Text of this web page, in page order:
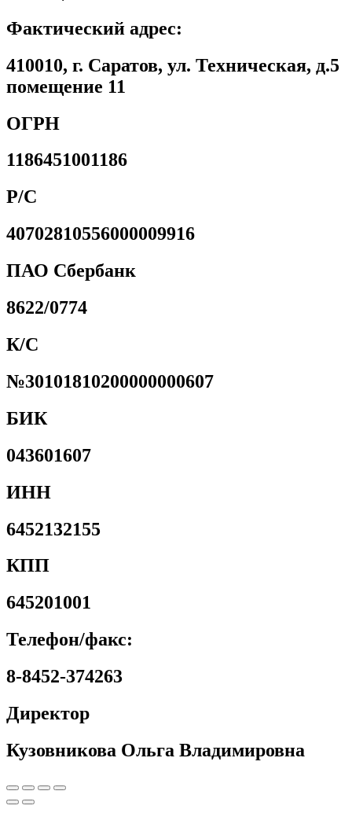
Фактический адрес:
410010, г. Саратов, ул. Техническая, д.5
помещение 11
ОГРН
1186451001186
Р/С
40702810556000009916
ПАО Сбербанк
8622/0774
К/С
№30101810200000000607
БИК
043601607
ИНН
6452132155
КПП
645201001
Телефон/факс:
8-8452-374263
Директор
Кузовникова Ольга Владимировна